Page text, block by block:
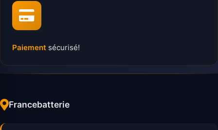
Paiement sécurisé!
Francebatterie